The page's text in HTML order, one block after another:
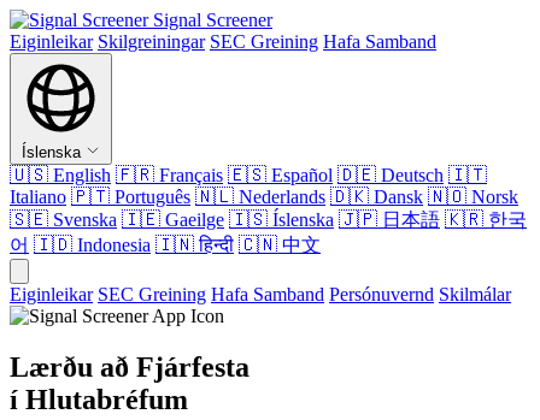
Signal Screener
Eiginleikar Skilgreiningar SEC Greining Hafa Samband
Íslenska
🇺🇸 English 🇫🇷 Français 🇪🇸 Español 🇩🇪 Deutsch 🇮🇹
Italiano 🇵🇹 Português 🇳🇱 Nederlands 🇩🇰 Dansk 🇳🇴 Norsk
🇸🇪 Svenska 🇮🇪 Gaeilge 🇮🇸 Íslenska 🇯🇵 日本語 🇰🇷 한국
어 🇮🇩 Indonesia 🇮🇳हिन्दी 🇨🇳 中文
Eiginleikar SEC Greining Hafa Samband Persónuvernd Skilmálar
Lærðu að Fjárfesta
í Hlutabréfum